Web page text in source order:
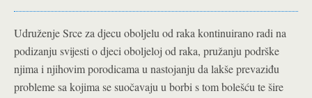
Udruženje Srce za djecu oboljelu od raka kontinuirano radi na
podizanju svijesti o djeci oboljeloj od raka, pružanju podrške
njima i njihovim porodicama u nastojanju da lakše prevaziđu
probleme sa kojima se suočavaju u borbi s tom bolešću te šire